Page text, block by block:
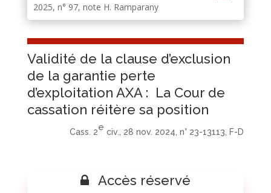
2025, n° 97, note H. Ramparany
Validité de la clause d’exclusion
de la garantie perte
d’exploitation AXA : La Cour de
cassation réitère sa position
Cass. 2e civ., 28 nov. 2024, n° 23-13113, F-D
Accès réservé